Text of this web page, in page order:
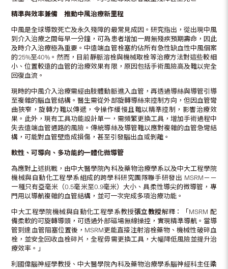
精準與效率兼備 推動中風治療新里程
中風是全球導致死亡及永久殘障的最常見成因。研究指出，從出現中風
到介入治療之間每早一分鐘，可為患者增加一周無殘疾預期壽命，因此
及時介入治療極為重要。中遠端血管栓塞約佔所有急性缺血性中風個案
的25%至40%。然而，目前靜脈溶栓與機械取栓等治療方法對這些較細
小、位置較遠的血管的治療效果有限，原因包括手術風險高及難以完全
回復血流。
現時的中風介入治療需經由肢體動脈進入血管，再透過導絲與導管引導
至複雜的腦血管結構。醫生需從外部旋轉導絲來控制方向，但因血管彎
曲狹窄，旋轉力難以傳遞，令操作緩慢且難以精準控制，影響治療效
果。此外，現有工具功能設計單一，需頻繁更換工具，增加手術過程中
失去遠端血管通路的風險。傳統導絲及導管難以應對複雜的血管急彎結
構，可能對血管壁造成損傷，甚至引發腦出血或剝離。
軟性、可導向、多功能的一體化微導管
為應對上述挑戰，由中大醫學院內科及藥物治療學系以及中大工程學院
機械與自動化工程學系組成的跨學科研究團隊聯手研發出 MSRM－－
一種只有亞毫米（0.5毫米至0.9毫米）大小、具柔性導尖的微導管，專
門用以導航複雜的血管結構，並可一次完成多項治療功能。
中大工程學院機械與自動化工程學系教授張立教授解釋：「MSRM 配
備柔軟的可旋轉導頭，可透過外部磁場無線操控，實現精準導航。當導
管到達血管阻塞位置後，MSRM更能直接注射溶栓藥物、機械性破碎血
栓，並安全回收血栓碎片，全程毋需更換工具，大幅降低風險並提升治
療效率。」
利國偉腦神經學教授、中大醫學院內科及藥物治療學系腦神經科主任梁